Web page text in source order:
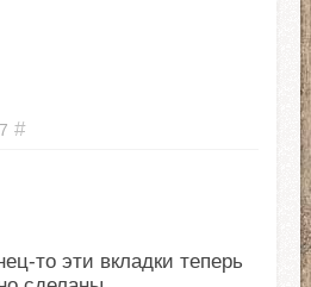
#
то эти вкладки теперь